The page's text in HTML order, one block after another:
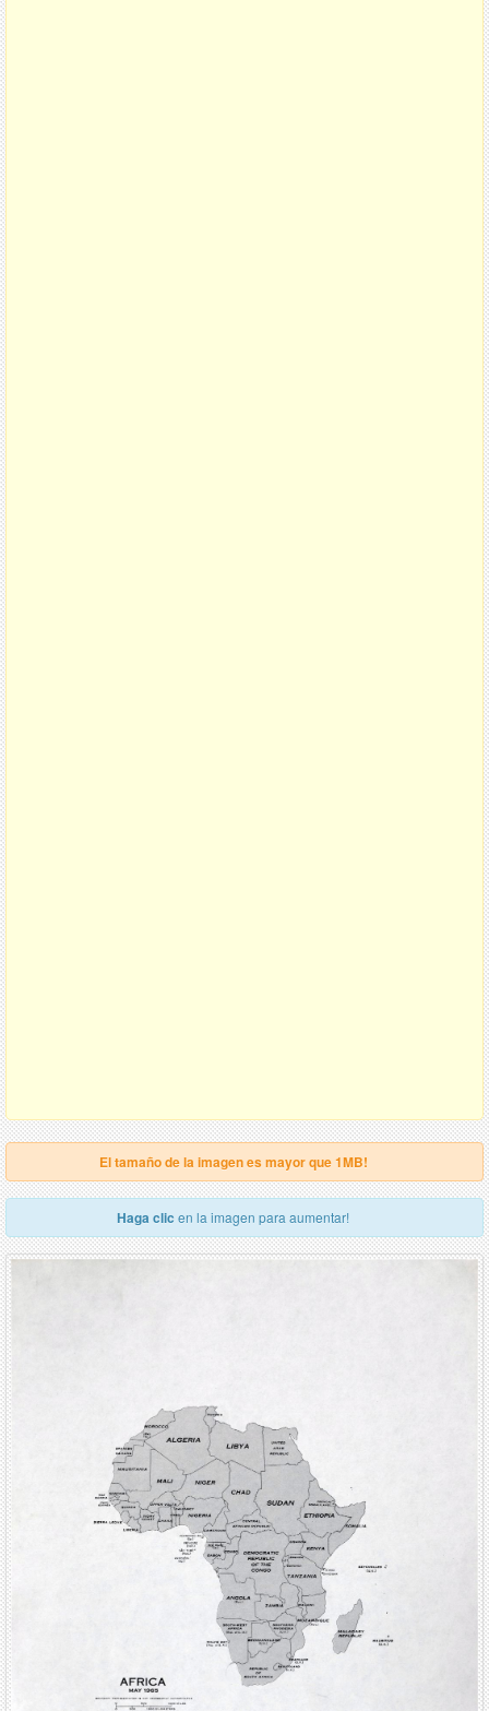
El tamaño de la imagen es mayor que 1MB!
Haga clic en la imagen para aumentar!